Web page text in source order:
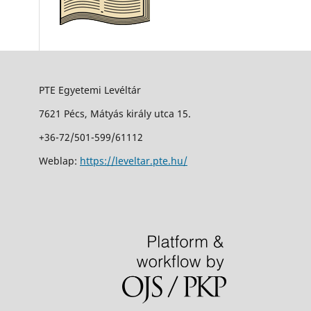
PTE Egyetemi Levéltár
7621 Pécs, Mátyás király utca 15.
+36-72/501-599/61112
Weblap: https://leveltar.pte.hu/